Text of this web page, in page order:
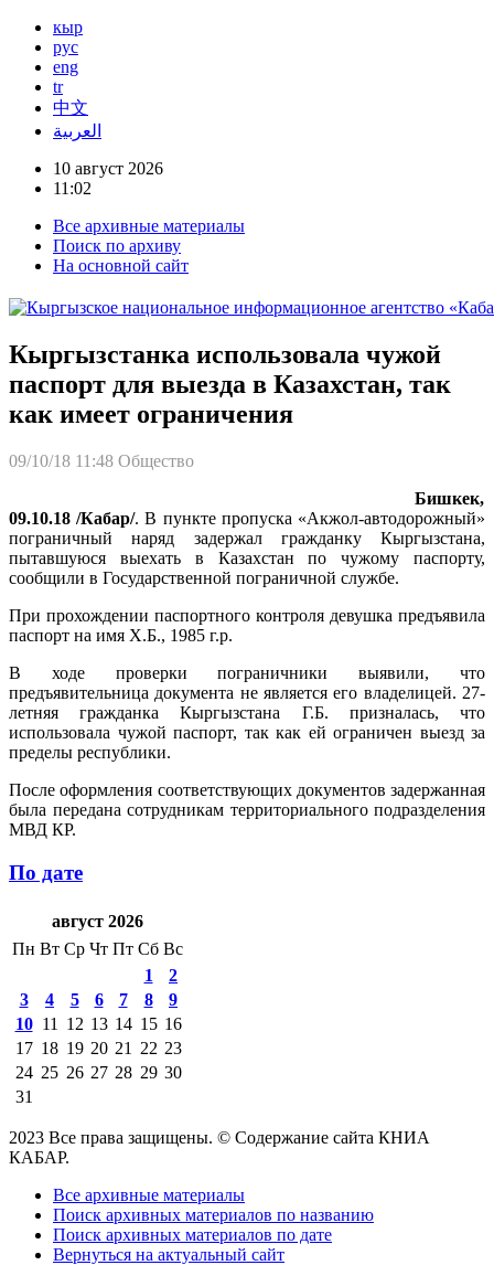
кыр
рус
eng
tr
中文
العربية
10 август 2026
11:02
Все архивные материалы
Поиск по архиву
На основной сайт
Кыргызстанка использовала чужой
паспорт для выезда в Казахстан, так
как имеет ограничения
09/10/18 11:48 Общество
Бишкек,
09.10.18 /Кабар/. В пункте пропуска «Акжол-автодорожный»
пограничный наряд задержал гражданку Кыргызстана,
пытавшуюся выехать в Казахстан по чужому паспорту,
сообщили в Государственной пограничной службе.
При прохождении паспортного контроля девушка предъявила
паспорт на имя Х.Б., 1985 г.р.
В ходе проверки пограничники выявили, что
предъявительница документа не является его владелицей. 27-
летняя гражданка Кыргызстана Г.Б. призналась, что
использовала чужой паспорт, так как ей ограничен выезд за
пределы республики.
После оформления соответствующих документов задержанная
была передана сотрудникам территориального подразделения
МВД КР.
По дате
август 2026
Пн Вт Ср Чт Пт Сб Вс
1
2
3
4 5 6 7 8
9
10 11 12 13 14 15 16
17 18 19 20 21 22 23
24 25 26 27 28 29 30
31
2023 Все права защищены. © Содержание сайта КНИА
КАБАР.
Все архивные материалы
Поиск архивных материалов по названию
Поиск архивных материалов по дате
Вернуться на актуальный сайт